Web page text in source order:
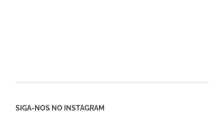
SIGA-NOS NO INSTAGRAM